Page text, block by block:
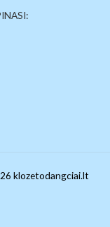
klozetodangciai.lt